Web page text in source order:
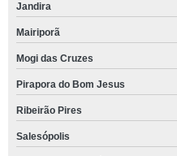
Jandira
Mairiporã
Mogi das Cruzes
Pirapora do Bom Jesus
Ribeirão Pires
Salesópolis